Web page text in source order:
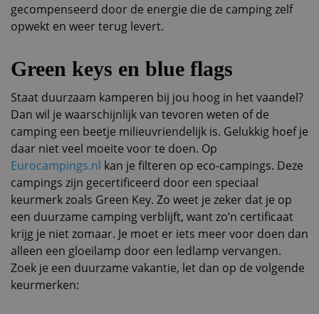
gecompenseerd door de energie die de camping zelf
opwekt en weer terug levert.
Green keys en blue flags
Staat duurzaam kamperen bij jou hoog in het vaandel?
Dan wil je waarschijnlijk van tevoren weten of de
camping een beetje milieuvriendelijk is. Gelukkig hoef je
daar niet veel moeite voor te doen. Op
Eurocampings.nl kan je filteren op eco-campings. Deze
campings zijn gecertificeerd door een speciaal
keurmerk zoals Green Key. Zo weet je zeker dat je op
een duurzame camping verblijft, want zo’n certificaat
krijg je niet zomaar. Je moet er iets meer voor doen dan
alleen een gloeilamp door een ledlamp vervangen.
Zoek je een duurzame vakantie, let dan op de volgende
keurmerken: